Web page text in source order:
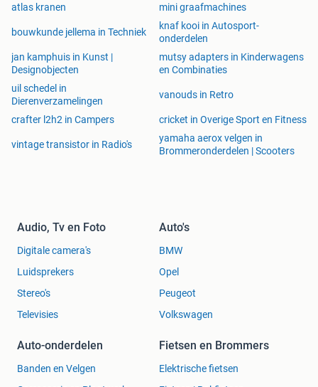
atlas kranen
mini graafmachines
bouwkunde jellema in Techniek
knaf kooi in Autosport-
onderdelen
jan kamphuis in Kunst |
Designobjecten
mutsy adapters in Kinderwagens
en Combinaties
uil schedel in
Dierenverzamelingen
vanouds in Retro
crafter l2h2 in Campers cricket in Overige Sport en Fitness
vintage transistor in Radio's
yamaha aerox velgen in
Brommeronderdelen | Scooters
Audio, Tv en Foto
Digitale camera's
Luidsprekers
Stereo's
Televisies
Auto's
BMW
Opel
Peugeot
Volkswagen
Auto-onderdelen
Banden en Velgen
Fietsen en Brommers
Elektrische fietsen